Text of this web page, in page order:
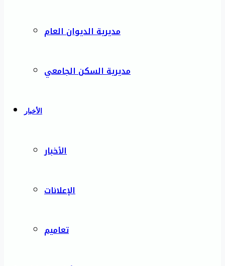
مديرية الديوان العام
مديرية السكن الجامعي
الأخبار
الأخبار
الإعلانات
تعاميم